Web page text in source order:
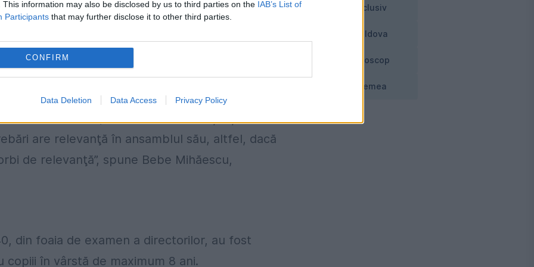
This information may also be disclosed by us to third parties on the IAB’s List of
Participants that may further disclose it to other third parties.
CONFIRM
Data Deletion Data Access Privacy Policy
psihologi atetestaţi”, spun ei.
teste
fondate, conform Colegiului Psihilogilor.
de examen nu sunt altceva decât preluări.
dintr-un test, alte două din altul şi aşa mai
are relevanţă în ansamblul său, altfel, dacă
de relevanţă”, spune Bebe Mihăescu,
din foaia de examen a directorilor, au fost
în vârstă de maximum 8 ani.
Exclusiv
Moldova
Horoscop
Vremea